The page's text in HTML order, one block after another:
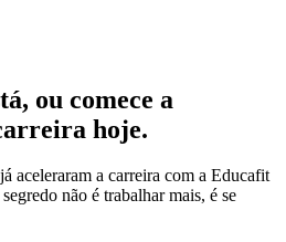
ou comece a
hoje.
aceleraram a carreira com a Educafit
não é trabalhar mais, é se